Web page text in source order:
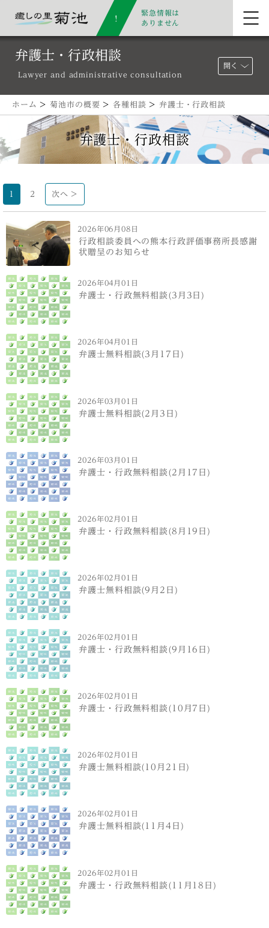
緊急情報は
ありません
弁護士・行政相談
Lawyer and administrative consultation
開く
ホーム > 菊池市の概要 > 各種相談 >弁護士・行政相談
弁護士・行政相談
1 2 次へ >
2026年06月08日
行政相談委員への熊本行政評価事務所長感謝
状贈呈のお知らせ
2026年04月01日
弁護士・行政無料相談(3月3日)
2026年04月01日
弁護士無料相談(3月17日)
2026年03月01日
弁護士無料相談(2月3日)
2026年03月01日
弁護士・行政無料相談(2月17日)
2026年02月01日
弁護士・行政無料相談(8月19日)
2026年02月01日
弁護士無料相談(9月2日)
2026年02月01日
弁護士・行政無料相談(9月16日)
2026年02月01日
弁護士・行政無料相談(10月7日)
2026年02月01日
弁護士無料相談(10月21日)
2026年02月01日
弁護士無料相談(11月4日)
2026年02月01日
弁護士・行政無料相談(11月18日)